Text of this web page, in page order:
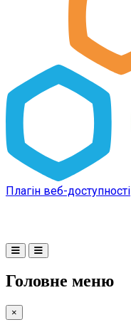
Плагін веб-доступності
Головне меню
×